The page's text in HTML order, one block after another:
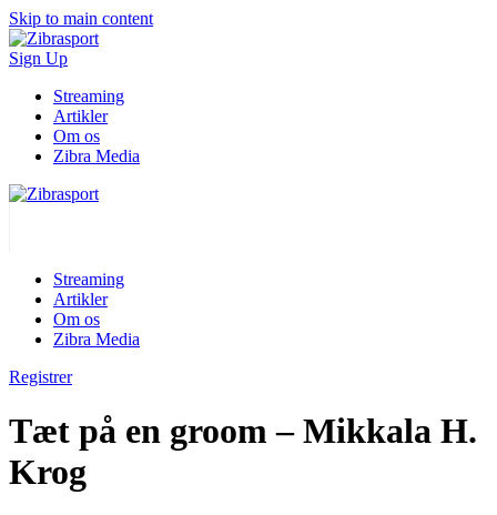
Skip to main content
Sign Up
Streaming
Artikler
Om os
Zibra Media
Streaming
Artikler
Om os
Zibra Media
Registrer
Tæt på en groom – Mikkala H.
Krog